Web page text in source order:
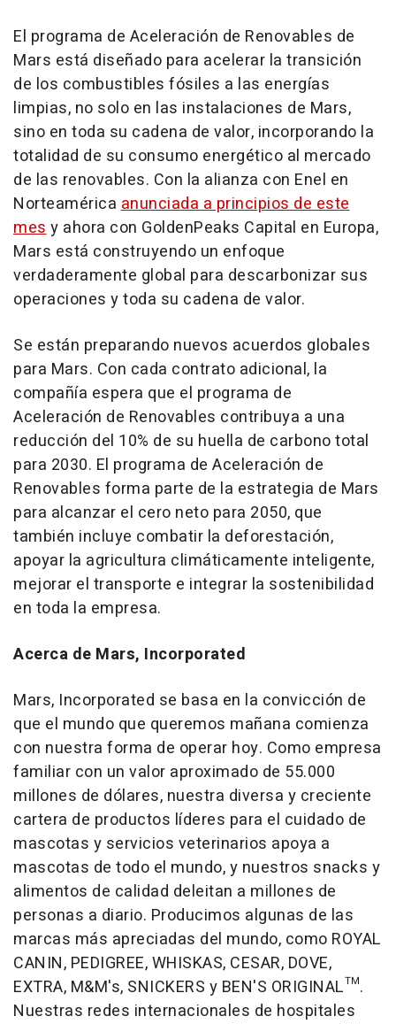
El programa de Aceleración de Renovables de
Mars está diseñado para acelerar la transición
de los combustibles fósiles a las energías
limpias, no solo en las instalaciones de Mars,
sino en toda su cadena de valor, incorporando la
totalidad de su consumo energético al mercado
de las renovables. Con la alianza con Enel en
Norteaméricaanunciada a principios de este
mesy ahora con GoldenPeaks Capital en Europa,
Mars está construyendo un enfoque
verdaderamente global para descarbonizar sus
operaciones y toda su cadena de valor.
Se están preparando nuevos acuerdos globales
para Mars. Con cada contrato adicional, la
compañía espera que el programa de
Aceleración de Renovables contribuya a una
reducción del 10% de su huella de carbono total
para 2030. El programa de Aceleración de
Renovables forma parte de la estrategia de Mars
para alcanzar el cero neto para 2050, que
también incluye combatir la deforestación,
apoyar la agricultura climáticamente inteligente,
mejorar el transporte e integrar la sostenibilidad
en toda la empresa.
Acerca de Mars, Incorporated
Mars, Incorporated se basa en la convicción de
que el mundo que queremos mañana comienza
con nuestra forma de operar hoy. Como empresa
familiar con un valor aproximado de 55.000
millones de dólares, nuestra diversa y creciente
cartera de productos líderes para el cuidado de
mascotas y servicios veterinarios apoya a
mascotas de todo el mundo, y nuestros snacks y
alimentos de calidad deleitan a millones de
personas a diario. Producimos algunas de las
marcas más apreciadas del mundo, como ROYAL
CANIN, PEDIGREE, WHISKAS, CESAR, DOVE,
EXTRA, M&M's, SNICKERS y BEN'S ORIGINAL™.
Nuestras redes internacionales de hospitales